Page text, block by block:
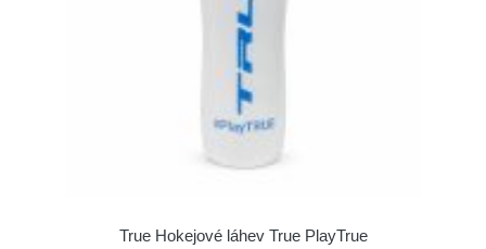
True Hokejové láhev True PlayTrue